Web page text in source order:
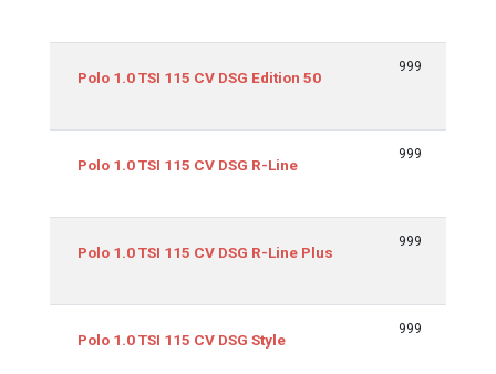
Polo 1.0 TSI 115 CV DSG Edition 50
999
Polo 1.0 TSI 115 CV DSG R-Line
999
Polo 1.0 TSI 115 CV DSG R-Line Plus
999
Polo 1.0 TSI 115 CV DSG Style
999